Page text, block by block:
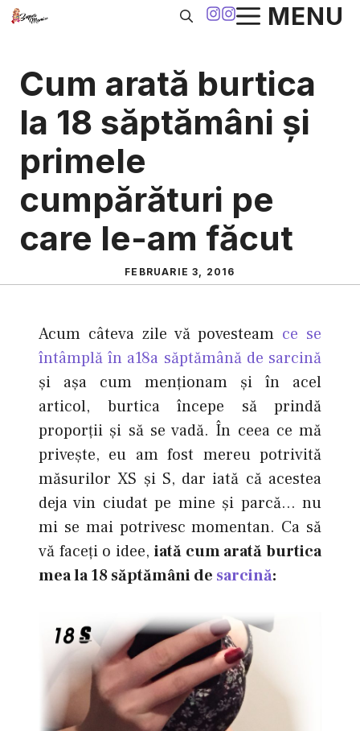
Sari
MENU
Cum arată burtica
la 18 săptămâni şi
primele
cumpărături pe
care le-am făcut
FEBRUARIE 3, 2016
Acum câteva zile vă povesteam ce se
întâmplă în a18a săptămână de sarcină
şi aşa cum menţionam şi în acel
articol, burtica începe să prindă
proporţii şi să se vadă. În ceea ce mă
priveşte, eu am fost mereu potrivită
măsurilor XS şi S, dar iată că acestea
deja vin ciudat pe mine şi parcă… nu
mi se mai potrivesc momentan. Ca să
vă faceţi o idee, iată cum arată burtica
mea la 18 săptămâni de sarcină: